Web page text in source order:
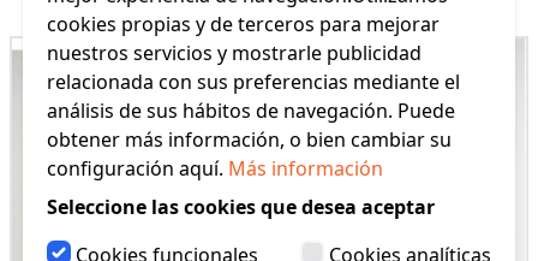
cookies propias y de terceros para mejorar
nuestros servicios y mostrarle publicidad
relacionada con sus preferencias mediante el
análisis de sus hábitos de navegación. Puede
obtener más información, o bien cambiar su
configuración aquí. Más información
Seleccione las cookies que desea aceptar
Cookies funcionales
Cookies analíticas